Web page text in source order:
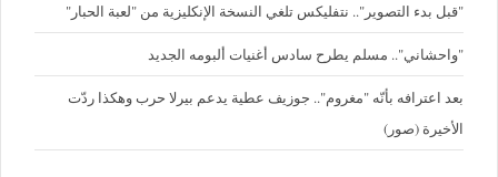
"قبل بدء التصوير".. نتفليكس تلغي النسخة الإنكليزية من "لعبة الحبار"
"واحشاني".. مسلم يطرح سادس أغنيات ألبومه الجديد
بعد اعترافه بأنّه "مغروم".. جوزيف عطية يدعم بيرلا حرب وهكذا ردّت
الأخيرة (صور)